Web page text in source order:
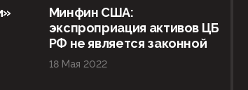
Минфин США:
экспроприация активов ЦБ
РФ не является законной
18 Мая 2022